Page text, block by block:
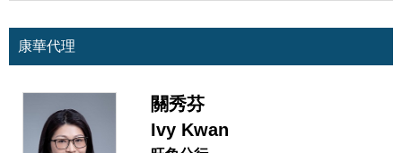
康華代理
關秀芬
Ivy Kwan